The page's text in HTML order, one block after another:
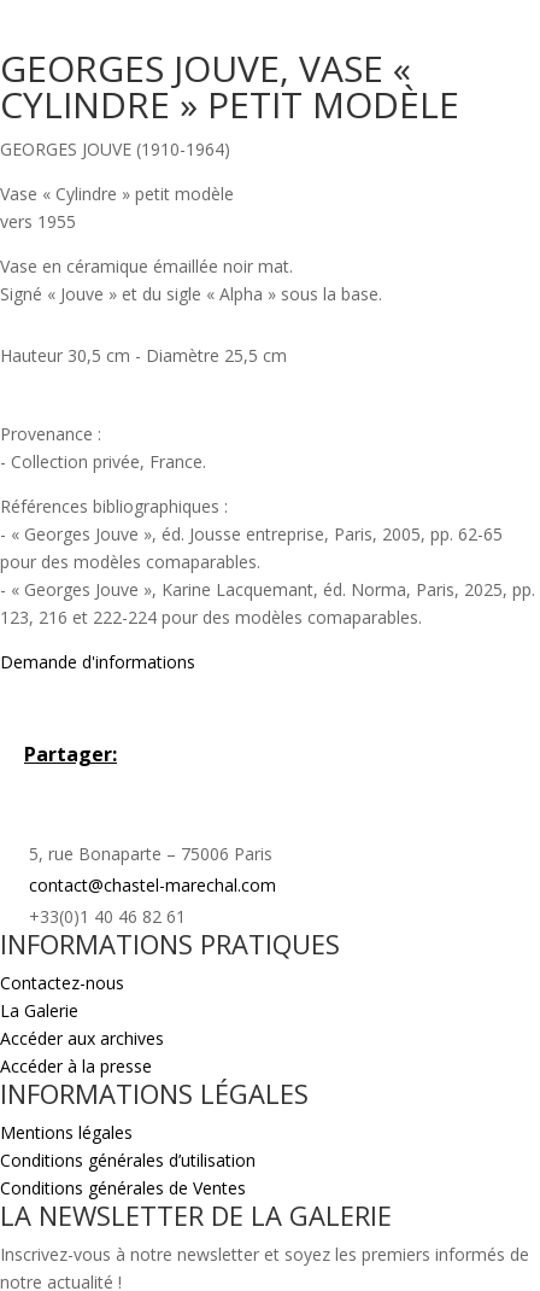
GEORGES JOUVE, VASE «
CYLINDRE » PETIT MODÈLE
GEORGES JOUVE (1910-1964)
Vase « Cylindre » petit modèle
vers 1955
Vase en céramique émaillée noir mat.
Signé « Jouve » et du sigle « Alpha » sous la base.
Hauteur 30,5 cm - Diamètre 25,5 cm
Provenance :
- Collection privée, France.
Références bibliographiques :
- « Georges Jouve », éd. Jousse entreprise, Paris, 2005, pp. 62-65
pour des modèles comaparables.
- « Georges Jouve », Karine Lacquemant, éd. Norma, Paris, 2025, pp.
123, 216 et 222-224 pour des modèles comaparables.
Demande d'informations
Partager:
5, rue Bonaparte – 75006 Paris
contact@chastel-marechal.com
+33(0)1 40 46 82 61
INFORMATIONS PRATIQUES
Contactez-nous
La Galerie
Accéder aux archives
Accéder à la presse
INFORMATIONS LÉGALES
Mentions légales
Conditions générales d’utilisation
Conditions générales de Ventes
LA NEWSLETTER DE LA GALERIE
Inscrivez-vous à notre newsletter et soyez les premiers informés de
notre actualité !